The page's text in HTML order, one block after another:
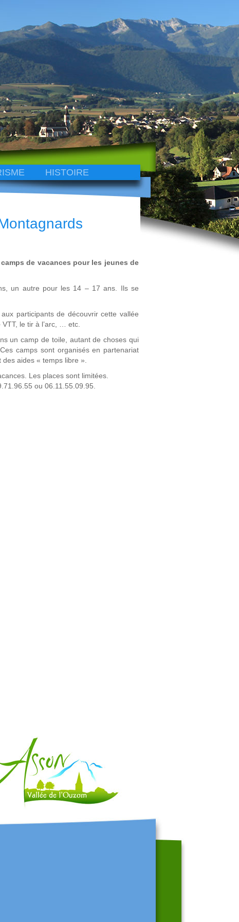
HISTOIRE
de vacances pour les jeunes de
un autre pour les 14 – 17 ans. Ils se
participants de découvrir cette vallée
le tir à l’arc, … etc.
un camp de toile, autant de choses qui
camps sont organisés en partenariat
aides « temps libre ».
Les places sont limitées.
ou 06.11.55.09.95.